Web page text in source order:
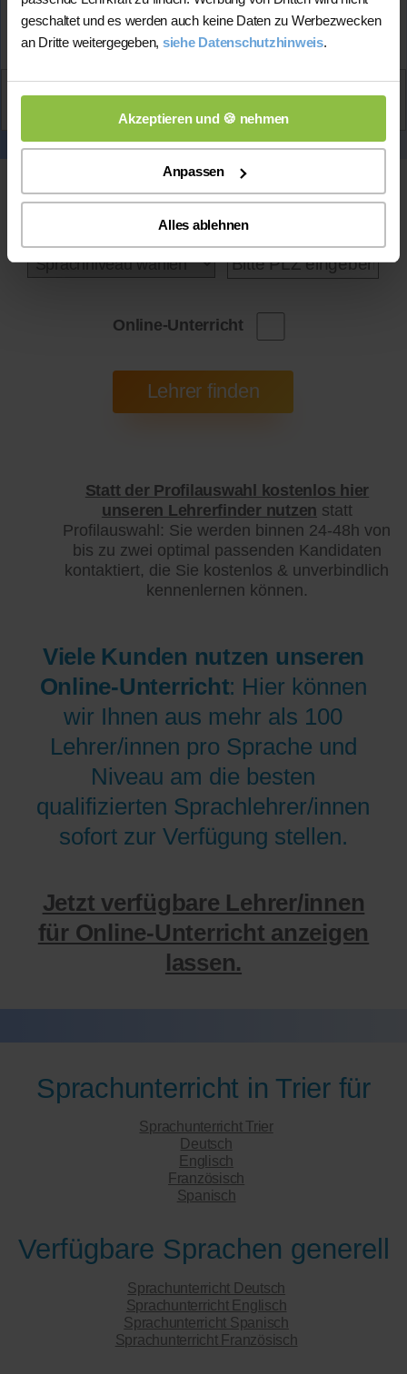
geschaltet und es werden auch keine Daten zu Werbezwecken
an Dritte weitergegeben, siehe Datenschutzhinweis.
Akzeptieren und 🍪 nehmen
Anpassen
Alles ablehnen
Mehr Infos
Keira
kontaktieren
Online-Unterricht
Statt der Profilauswahl kostenlos hier
unseren Lehrerfinder nutzen statt
Profilauswahl: Sie werden binnen 24-48h von
bis zu zwei optimal passenden Kandidaten
kontaktiert, die Sie kostenlos & unverbindlich
kennenlernen können.
Viele Kunden nutzen unseren
Online-Unterricht: Hier können
wir Ihnen aus mehr als 100
Lehrer/innen pro Sprache und
Niveau am die besten
qualifizierten Sprachlehrer/innen
sofort zur Verfügung stellen.
Jetzt verfügbare Lehrer/innen
für Online-Unterricht anzeigen
lassen.
Sprachunterricht in Trier für
Sprachunterricht Trier
Deutsch
Englisch
Französisch
Spanisch
Verfügbare Sprachen generell
Sprachunterricht Deutsch
Sprachunterricht Englisch
Sprachunterricht Spanisch
Sprachunterricht Französisch